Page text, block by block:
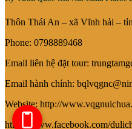
Thôn Thái An – xã Vĩnh hải –
Phone: 0798889468
Email liên hệ đặt tour:
Email hành chính:
Website: http://
https://www.facebook.com/